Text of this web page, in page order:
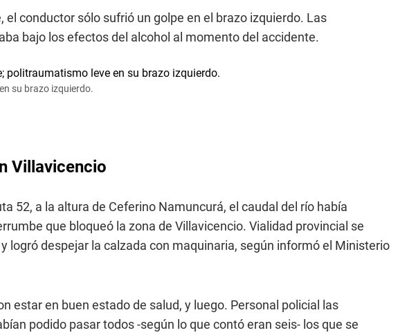
el conductor sólo sufrió un golpe en el brazo izquierdo. Las
bajo los efectos del alcohol al momento del accidente.
su brazo izquierdo.
Villavicencio
52, a la altura de Ceferino Namuncurá, el caudal del río había
que bloqueó la zona de Villavicencio. Vialidad provincial se
logró despejar la calzada con maquinaria, según informó el Ministerio
estar en buen estado de salud, y luego. Personal policial las
podido pasar todos -según lo que contó eran seis- los que se